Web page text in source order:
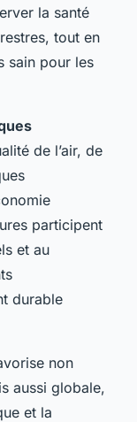
la santé
tout en
sain pour les
de l’air, de
participent
et au
durable
non
aussi globale,
et la